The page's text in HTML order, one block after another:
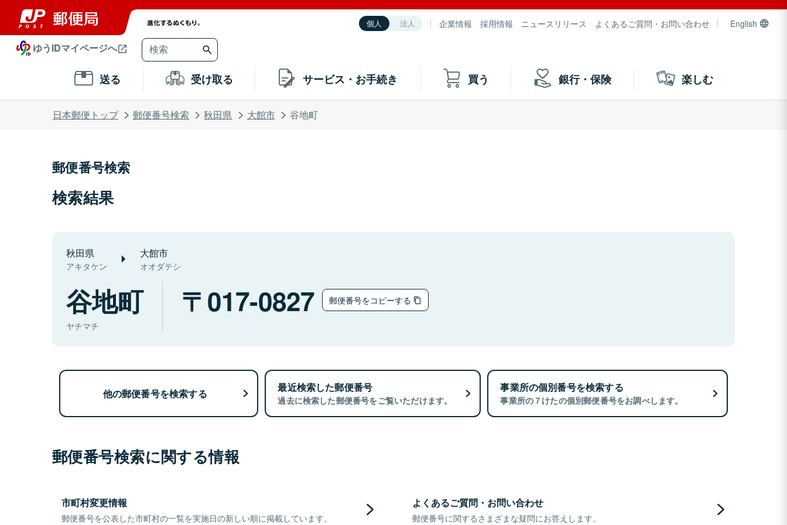
個人 法人 企業情報 採用情報 ニュースリリース よくあるご質問・お問い合わせ English
ゆうIDマイページへ
送る 受け取る サービス・お手続き 買う 銀行・保険 楽しむ
日本郵便トップ 郵便番号検索 秋田県 大館市 谷地町
郵便番号検索
検索結果
秋田県
アキタケン
大館市
オオダテシ
谷地町
ヤチマチ
017-0827 郵便番号をコピーする
他の郵便番号を検索する 最近検索した郵便番号
過去に検索した郵便番号をご覧いただけます。
事業所の個別番号を検索する
事業所の７けたの個別郵便番号をお調べします。
郵便番号検索に関する情報
市町村変更情報
郵便番号を公表した市町村の一覧を実施日の新しい順に掲載しています。
よくあるご質問・お問い合わせ
郵便番号に関するさまざまな疑問にお答えします。